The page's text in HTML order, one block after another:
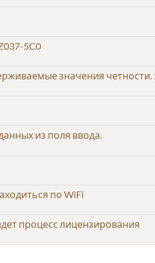
5C0
значения четности.
из поля ввода.
по WiFi
процесс лицензирования